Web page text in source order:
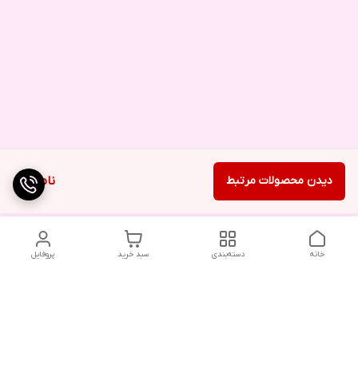
ناموجود دیدن محصولات مرتبط
پروفایل سبد خرید دسته‌بندی خانه